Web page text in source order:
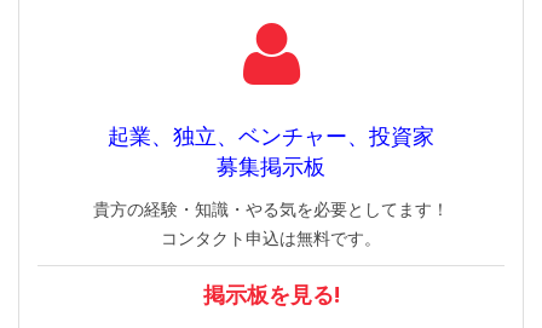
起業、独立、ベンチャー、投資家
募集掲示板
貴方の経験・知識・やる気を必要としてます！
コンタクト申込は無料です。
掲示板を見る!